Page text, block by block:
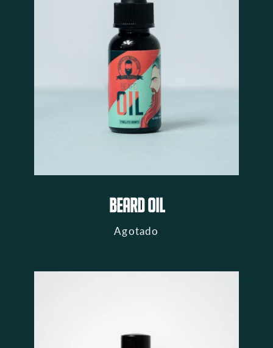
BEARD OIL
Agotado